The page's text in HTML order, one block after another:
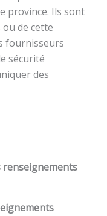
province. Ils sont
de cette
fournisseurs
sécurité
des